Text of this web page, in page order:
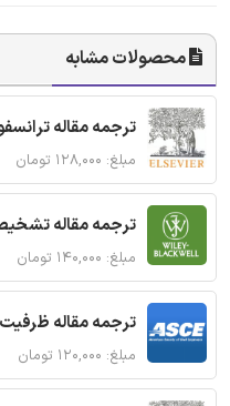
محصولات مشابه
ترجمه مقاله
مبلغ: ۱۲۸,۰۰۰ تومان
ترجمه مقاله
مبلغ: ۱۴۰,۰۰۰ تومان
ترجمه مقاله
مبلغ: ۱۲۰,۰۰۰ تومان